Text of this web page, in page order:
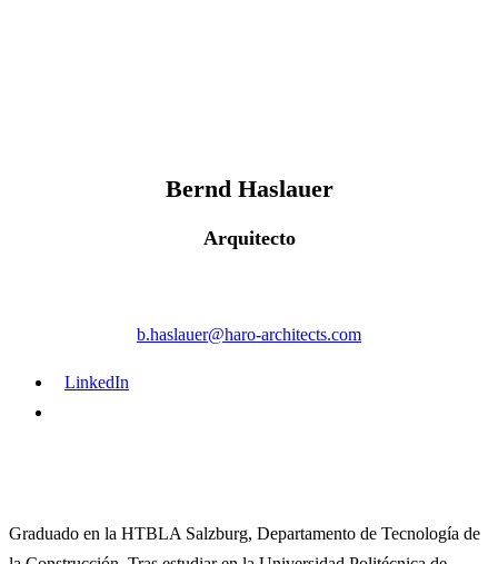
Bernd Haslauer
Arquitecto
b.haslauer@haro-architects.com
LinkedIn
Graduado en la HTBLA Salzburg, Departamento de Tecnología de